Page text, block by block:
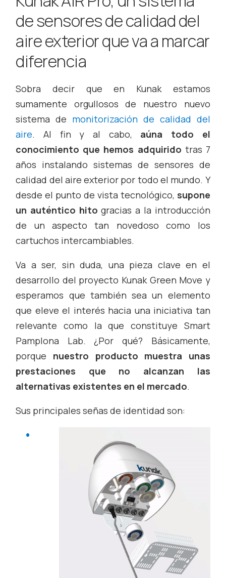
de sensores de calidad del
aire exterior que va a marcar
diferencia
Sobra decir que en Kunak estamos
sumamente orgullosos de nuestro nuevo
sistema de monitorización de calidad del
aire. Al fin y al cabo, aúna todo el
conocimiento que hemos adquirido tras 7
años instalando sistemas de sensores de
calidad del aire exterior por todo el mundo. Y
desde el punto de vista tecnológico, supone
un auténtico hito gracias a la introducción
de un aspecto tan novedoso como los
cartuchos intercambiables.
Va a ser, sin duda, una pieza clave en el
desarrollo del proyecto Kunak Green Move y
esperamos que también sea un elemento
que eleve el interés hacia una iniciativa tan
relevante como la que constituye Smart
Pamplona Lab. ¿Por qué? Básicamente,
porque nuestro producto muestra unas
prestaciones que no alcanzan las
alternativas existentes en el mercado.
Sus principales señas de identidad son: